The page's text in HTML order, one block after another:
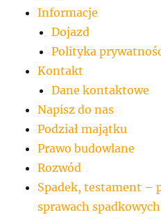
Informacje
Dojazd
Polityka
Kontakt
Dane kontaktowe
Napisz do nas
Podział majątku
Prawo budowlane
Rozwód
Spadek, testament –
sprawach spadkowych